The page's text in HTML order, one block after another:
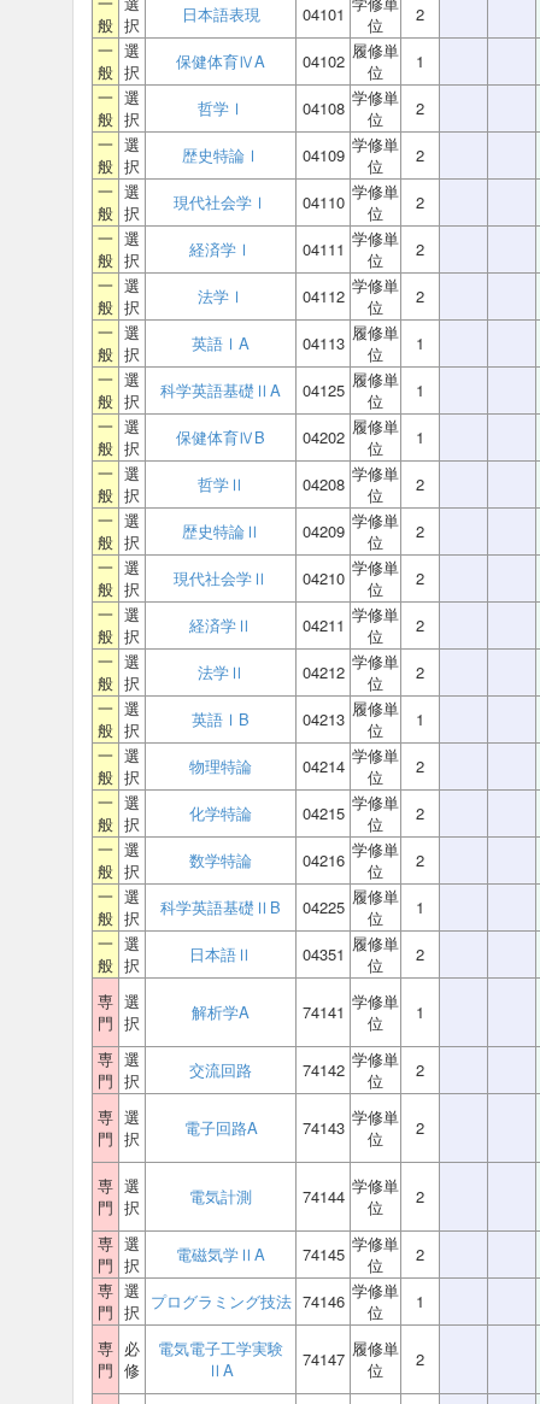
般 択
日本語表現 04101
位
2
一
般
選
択
保健体育ⅣA 04102 履修単
位
1
一
般
選
択
哲学Ⅰ 04108 学修単
位
2
一
般
選
択
歴史特論Ⅰ 04109 学修単
位
2
一
般
選
択
現代社会学Ⅰ 04110 学修単
位
2
一
般
選
択
経済学Ⅰ 04111 学修単
位
2
一
般
選
択
法学Ⅰ 04112 学修単
位
2
一
般
選
択
英語ⅠA 04113 履修単
位
1
一
般
選
択
科学英語基礎ⅡA 04125 履修単
位
1
一
般
選
択
保健体育ⅣB 04202 履修単
位
1
一
般
選
択
哲学Ⅱ 04208 学修単
位
2
一
般
選
択
歴史特論Ⅱ 04209 学修単
位
2
一
般
選
択
現代社会学Ⅱ 04210 学修単
位
2
一
般
選
択
経済学Ⅱ 04211 学修単
位
2
一
般
選
択
法学Ⅱ 04212 学修単
位
2
一
般
選
択
英語ⅠB 04213 履修単
位
1
一
般
選
択
物理特論 04214 学修単
位
2
一
般
選
択
化学特論 04215 学修単
位
2
一
般
選
択
数学特論 04216 学修単
位
2
一
般
選
択
科学英語基礎ⅡB 04225 履修単
位
1
一
般
選
択
日本語Ⅱ 04351 履修単
位
2
専
門
選
択
解析学A 74141 学修単
位
1
専
門
選
択
交流回路 74142 学修単
位
2
専
門
選
択
電子回路A 74143 学修単
位
2
専
門
選
択
電気計測 74144 学修単
位
2
専
門
選
択
電磁気学ⅡA 74145 学修単
位
2
専
門
選
択 プログラミング技法 74146 学修単
位
1
専
門
必
修
電気電子工学実験
ⅡA
74147 履修単
位
2